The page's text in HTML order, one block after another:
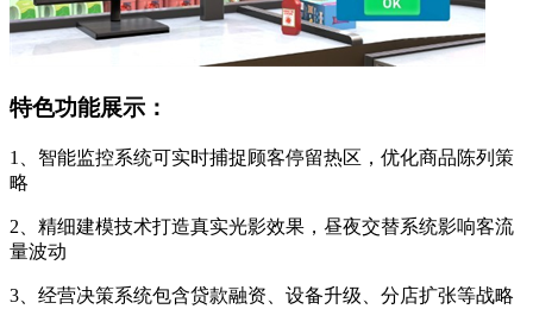
特色功能展示：
1、智能监控系统可实时捕捉顾客停留热区，优化商品陈列策
略
2、精细建模技术打造真实光影效果，昼夜交替系统影响客流
量波动
3、经营决策系统包含贷款融资、设备升级、分店扩张等战略